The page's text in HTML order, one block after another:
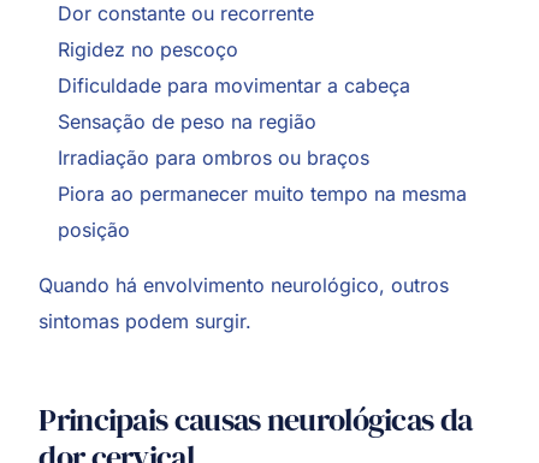
Dor constante ou recorrente
Rigidez no pescoço
Dificuldade para movimentar a cabeça
Sensação de peso na região
Irradiação para ombros ou braços
Piora ao permanecer muito tempo na mesma
posição
Quando há envolvimento neurológico, outros
sintomas podem surgir.
Principais causas neurológicas da